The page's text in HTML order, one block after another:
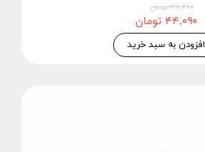
۴۶,۴۱۰ تومان
۴۴,۰۹۰ تومان
افزودن به سبد خرید